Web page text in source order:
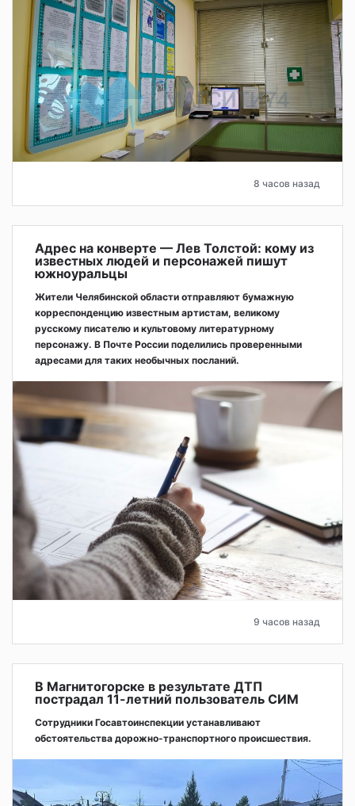
8 часов назад
Адрес на конверте — Лев Толстой: кому из
известных людей и персонажей пишут
южноуральцы
Жители Челябинской области отправляют бумажную
корреспонденцию известным артистам, великому
русскому писателю и культовому литературному
персонажу. В Почте России поделились проверенными
адресами для таких необычных посланий.
9 часов назад
В Магнитогорске в результате ДТП
пострадал 11-летний пользователь СИМ
Сотрудники Госавтоинспекции устанавливают
обстоятельства дорожно-транспортного происшествия.